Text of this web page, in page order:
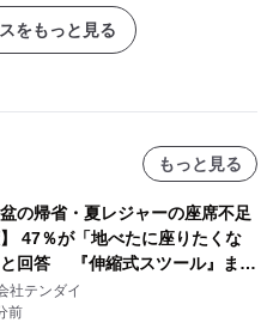
をもっと見る
もっと見る
盆の帰省・夏レジャーの座席不足
47％が「地べたに座りたくな
回答 『伸縮式スツール』まと
キャンペーンを8/6開始
社テンダイ
前